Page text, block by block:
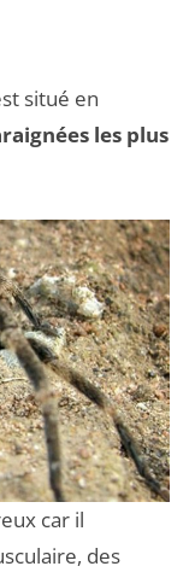
situé en
les plus
car il
des